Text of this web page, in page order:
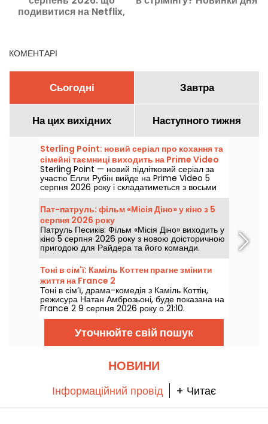
подивитися на Netflix,
КОМЕНТАРІ
Сьогодні Завтра
На цих вихідних Наступного тижня
Sterling Point: новий серіал про кохання та
сімейні таємниці виходить на Prime Video
Sterling Point — новий підлітковий серіал за
участю Елли Рубін вийде на Prime Video 5
серпня 2026 року і складатиметься з восьми
серій.
Пат-патруль: фільм «Місія Діно» у кіно з 5
серпня 2026 року
Патруль Песиків: Фільм «Місія Діно» виходить у
кіно 5 серпня 2026 року з новою доісторичною
пригодою для Райдера та його команди.
Тоні в сім'ї: Каміль Коттен прагне змінити
життя на France 2
Тоні в сім’ї, драма-комедія з Каміль Коттін,
режисура Натан Амброзьоні, буде показана на
France 2 9 серпня 2026 року о 21:10.
Уточнюйте свій пошук
НОВИНИ
Інформаційний провід + Читає